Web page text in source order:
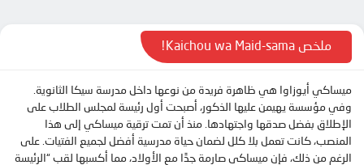
الحلقة 13
الحلقة 14
الحلقة 15
الحلقة 16
الحلقة 17
ملخص Kaichou wa Maid-sama!
ميساكي أيوزاوا هي ظاهرة فريدة من نوعها داخل مدرسة سيكا الثانوية.
وفي مؤسسة يهيمن عليها الذكور، أصبحت أول رئيسة لمجلس الطلاب على
الإطلاق بفضل صدقها واجتهادها. منذ أن تمت ترقية ميساكي إلى هذا
المنصب، كانت تعمل بلا كلل لضمان حياة مدرسية أفضل لجميع الفتيات. على
الرغم من ذلك، فإن ميساكي صارمة جدًا مع الأولاد، مما أكسبها لقب “الرئيسة